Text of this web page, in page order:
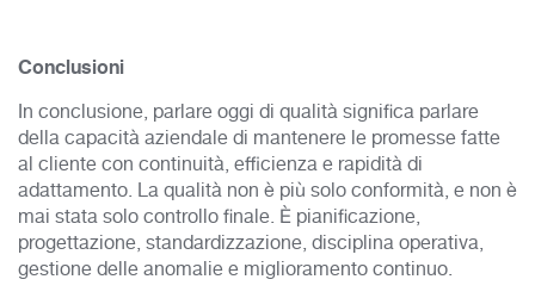
Conclusioni
In conclusione, parlare oggi di qualità significa parlare
della capacità aziendale di mantenere le promesse fatte
al cliente con continuità, efficienza e rapidità di
adattamento. La qualità non è più solo conformità, e non è
mai stata solo controllo finale. È pianificazione,
progettazione, standardizzazione, disciplina operativa,
gestione delle anomalie e miglioramento continuo.